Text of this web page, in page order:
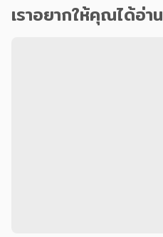
เราอยากให้คุณได้อ่าน